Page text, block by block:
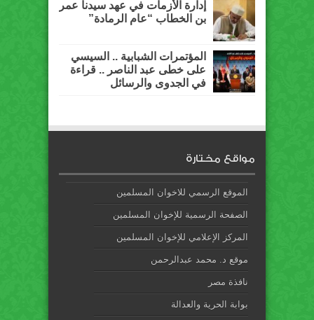
إدارة الأزمات في عهد سيدنا عمر
بن الخطاب “عام الرمادة”
المؤتمرات الشبابية .. السيسي
على خطى عبد الناصر .. قراءة
في الجدوى والرسائل
مواقع مختارة
الموقع الرسمي للاخوان المسلمين
الصفحة الرسمية للإخوان المسلمين
المركز الإعلامي للإخوان المسلمين
موقع د. محمد عبدالرحمن
نافذة مصر
بوابة الحرية والعدالة